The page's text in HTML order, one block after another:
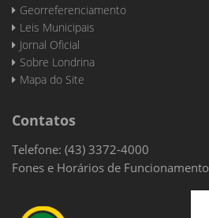
Georreferenciamento
Leis Municipais
Jornal Oficial
Sobre Londrina
Mapa do Site
Contatos
Telefone: (43) 3372-4000
Fones e Horários de Funcionamento